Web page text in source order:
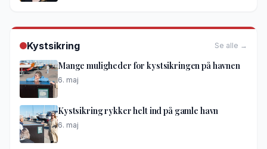
Kystsikring Se alle →
Mange muligheder for kystsikringen på havnen
6. maj
Kystsikring rykker helt ind på gamle havn
6. maj